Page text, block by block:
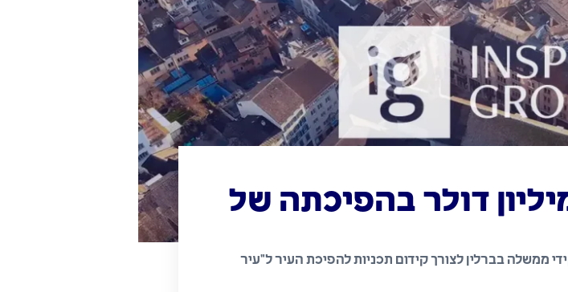
תשקיע 500 מיליון דולר בהפיכתה של
ממשלה בברלין לצורך קידום תכניות להפיכת העיר ל"עיר